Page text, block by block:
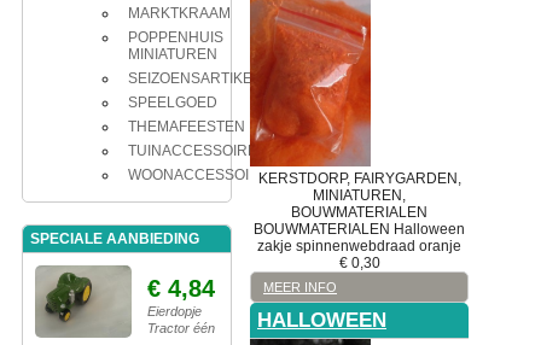
MARKTKRAAM
POPPENHUIS
MINIATUREN
SEIZOENSARTIKELEN
SPEELGOED
THEMAFEESTEN
TUINACCESSOIRES
WOONACCESSOIRES
SPECIALE AANBIEDING
€ 4,84
Eierdopje
Tractor één
KERSTDORP, FAIRYGARDEN,
MINIATUREN,
BOUWMATERIALEN
BOUWMATERIALEN Halloween
zakje spinnenwebdraad oranje
€ 0,30
MEER INFO
HALLOWEEN